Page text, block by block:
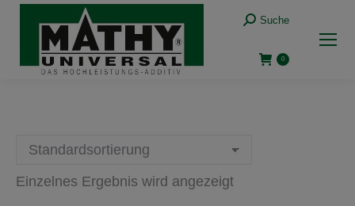
Suche:
Suche
0
Einzelnes Ergebnis wird angezeigt